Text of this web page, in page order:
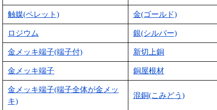
触媒(ペレット) 金(ゴールド)
ロジウム 銀(シルバー)
金メッキ端子(端子付) 新切上銅
金メッキ端子 銅屋根材
金メッキ端子(端子全体が金メッ
キ)
混銅(こみどう)